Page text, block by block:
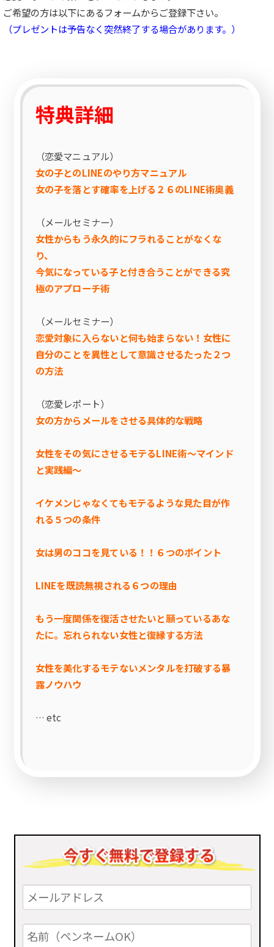
ご希望の方は以下にあるフォームからご登録下さい。
（プレゼントは予告なく突然終了する場合があります。）
特典詳細
（恋愛マニュアル）
女の子とのLINEのやり方マニュアル
女の子を落とす確率を上げる２６のLINE術奥義
（メールセミナー）
女性からもう永久的にフラれることがなくな
り、
今気になっている子と付き合うことができる究
極のアプローチ術
（メールセミナー）
恋愛対象に入らないと何も始まらない！女性に
自分のことを異性として意識させるたった２つ
の方法
（恋愛レポート）
女の方からメールをさせる具体的な戦略
女性をその気にさせるモテるLINE術～マインド
と実践編～
イケメンじゃなくてもモテるような見た目が作
れる５つの条件
女は男のココを見ている！！６つのポイント
LINEを既読無視される６つの理由
もう一度関係を復活させたいと願っているあな
たに。忘れられない女性と復縁する方法
女性を美化するモテないメンタルを打破する暴
露ノウハウ
… etc